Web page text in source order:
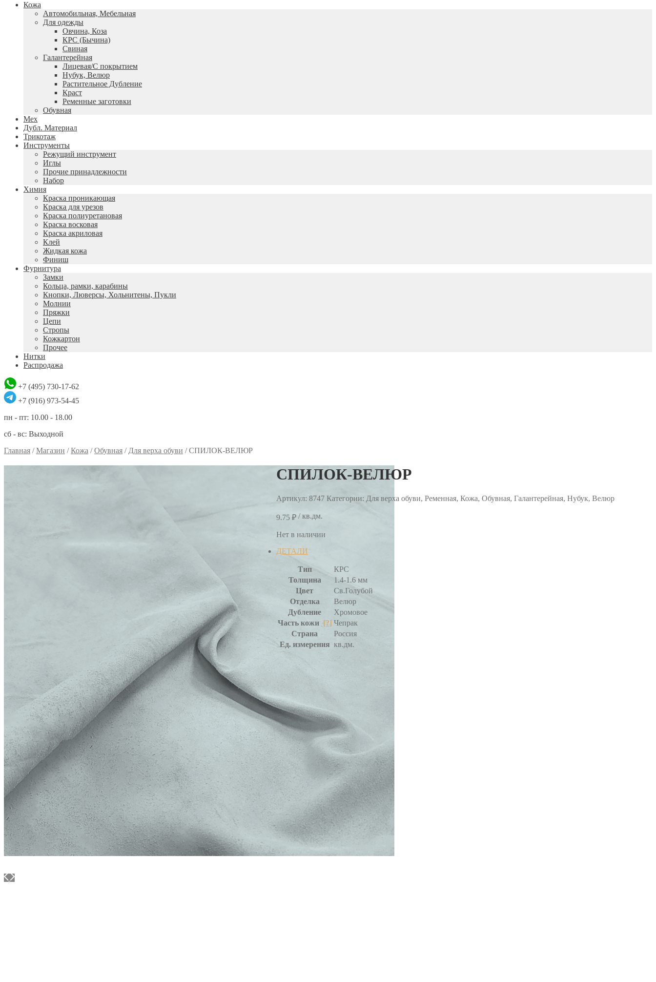
Кожа
Автомобильная, Мебельная
Для одежды
Овчина, Коза
КРС (Бычина)
Свиная
Галантерейная
Лицевая/С покрытием
Нубук, Велюр
Растительное Дубление
Краст
Ременные заготовки
Обувная
Мех
Дубл. Материал
Трикотаж
Инструменты
Режущий инструмент
Иглы
Прочие принадлежности
Набор
Химия
Краска проникающая
Краска для урезов
Краска полиуретановая
Краска восковая
Краска акриловая
Клей
Жидкая кожа
Финиш
Фурнитура
Замки
Кольца, рамки, карабины
Кнопки, Люверсы, Хольнитены, Пукли
Молнии
Пряжки
Цепи
Стропы
Кожкартон
Прочее
Нитки
Распродажа
+7 (495) 730-17-62
+7 (916) 973-54-45
пн - пт: 10.00 - 18.00
сб - вс: Выходной
Главная /Магазин /Кожа /Обувная / Для верха обуви /СПИЛОК-ВЕЛЮР
СПИЛОК-ВЕЛЮР
Артикул: 8747 Категории: Для верха обуви, Ременная, Кожа, Обувная, Галантерейная, Нубук, Велюр
9.75 ₽/ кв.дм.
Нет в наличии
ДЕТАЛИ
Тип
КРС
Толщина
1.4-1.6 мм
Цвет
Св.Голубой
Отделка
Велюр
Дубление
Хромовое
Часть кожи [?] Чепрак
Страна
Россия
Ед. измерения кв.дм.
АППРЕТУРА ДЛЯ КОЖИ